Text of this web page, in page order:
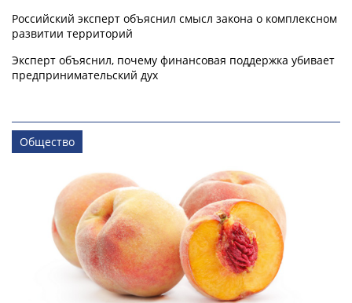
Российский эксперт объяснил смысл закона о комплексном
развитии территорий
Эксперт объяснил, почему финансовая поддержка убивает
предпринимательский дух
Общество